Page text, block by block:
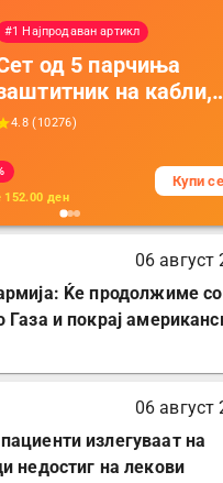
#1 Најпродаван артикл
од 5 парчиња
на кабли,
за заштита
за
без батерија,
телефони,
комплет за заштита
податочни линии
4.8 (10276)
152.00 ден
Купи
06 август
Ќе продолжиме со
Газа и покрај
06 август
излегуваат на
недостиг на лекови